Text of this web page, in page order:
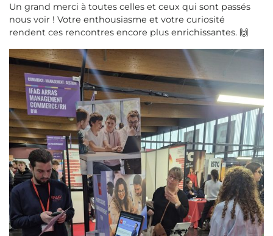
Un grand merci à toutes celles et ceux qui sont passés
nous voir ! Votre enthousiasme et votre curiosité
rendent ces rencontres encore plus enrichissantes. 🙌